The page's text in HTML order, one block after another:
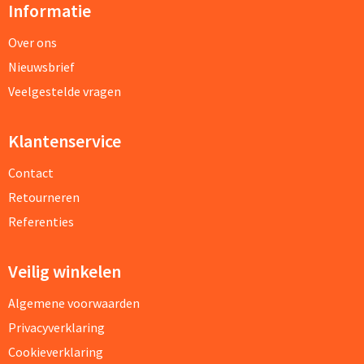
Informatie
Over ons
Nieuwsbrief
Veelgestelde vragen
Klantenservice
Contact
Retourneren
Referenties
Veilig winkelen
Algemene voorwaarden
Privacyverklaring
Cookieverklaring